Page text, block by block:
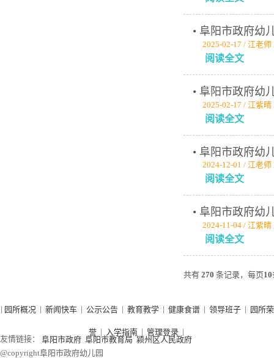
• 阜阳市政府幼
2025-02-17 / 江老师
阅读全文
• 阜阳市政府幼
2025-02-17 / 江紫晴
阅读全文
• 阜阳市政府幼
2024-12-01 / 江老师
阅读全文
• 阜阳市政府幼
2024-11-04 / 江紫晴
阅读全文
共有 270 条记录，每页10
| 园所概况 | 新闻快车 | 公示公告| 教育教学| 健康食谱| 领导班子| 园所荣
誉| 入学指南| 管理登录|
友情链接： 阜阳市政府 阜阳市教育局 颍州区人民政府
@copyright阜阳市政府幼儿园